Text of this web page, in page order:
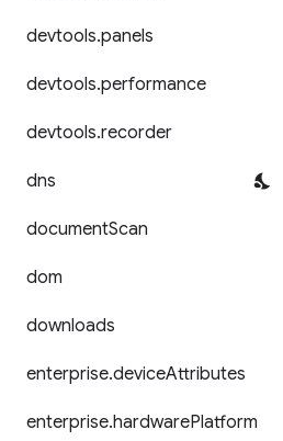
devtools.panels
devtools.performance
devtools.recorder
dns
documentScan
dom
downloads
enterprise.deviceAttributes
enterprise.hardwarePlatform